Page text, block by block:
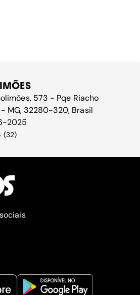
573 - Pqe Riacho
MG, 32280-320, Brasil
2025
(32)